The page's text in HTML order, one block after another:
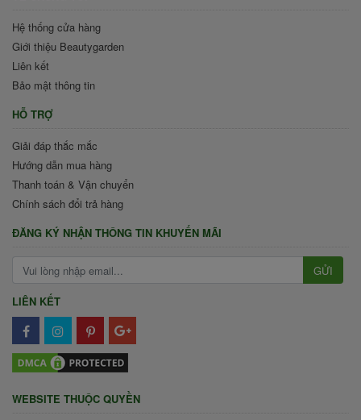
Hệ thống cửa hàng
Giới thiệu Beautygarden
Liên kết
Bảo mật thông tin
HỖ TRỢ
Giải đáp thắc mắc
Hướng dẫn mua hàng
Thanh toán & Vận chuyển
Chính sách đổi trả hàng
ĐĂNG KÝ NHẬN THÔNG TIN KHUYẾN MÃI
GỬI
LIÊN KẾT
WEBSITE THUỘC QUYỀN